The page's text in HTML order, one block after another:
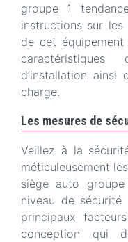
groupe 1
instructions sur les
de cet
d’installation
charge.
Les mesures de
Veillez à la
méticuleusement
siège auto
niveau de sécurité
principaux
conception qui